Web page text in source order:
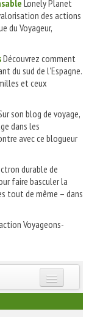
Lonely Planet
des actions
du Voyageur,
Découvrez comment
du sud de l'Espagne.
et ceux
son blog de voyage,
dans les
avec ce blogueur
durable de
faire basculer la
tout de même – dans
Voyageons-